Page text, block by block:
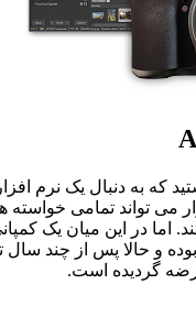
که به دنبال یک نرم
می تواند تمامی خواسته
اما در این میان یک
و حالا پس از چند سال
گردیده است.